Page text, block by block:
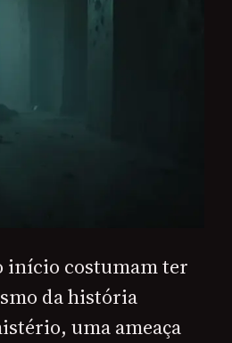
início costumam ter
da história
uma ameaça